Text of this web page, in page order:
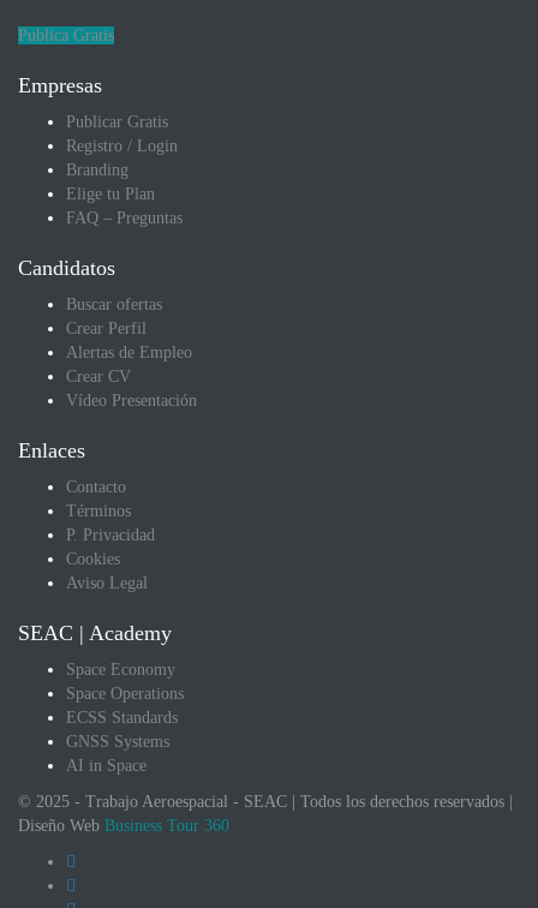
Publica Gratis
Empresas
Publicar Gratis
Registro / Login
Branding
Elige tu Plan
FAQ – Preguntas
Candidatos
Buscar ofertas
Crear Perfil
Alertas de Empleo
Crear CV
Vídeo Presentación
Enlaces
Contacto
Términos
P. Privacidad
Cookies
Aviso Legal
SEAC | Academy
Space Economy
Space Operations
ECSS Standards
GNSS Systems
AI in Space
© 2025 - Trabajo Aeroespacial - SEAC | Todos los derechos reservados |
Diseño Web Business Tour 360